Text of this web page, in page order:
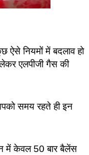
नियमों में बदलाव हो
एलपीजी गैस की
समय रहते ही इन
में केवल 50 बार बैलेंस